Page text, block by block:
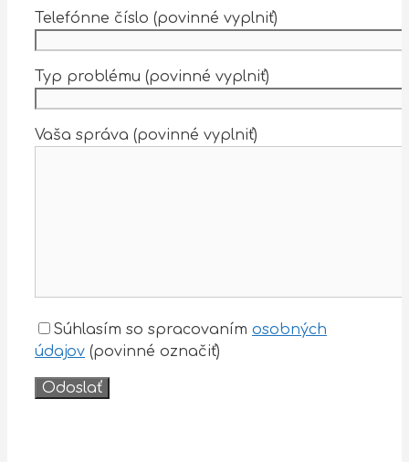
Telefónne číslo (povinné vyplniť)
Typ problému (povinné vyplniť)
Vaša správa (povinné vyplniť)
Súhlasím so spracovaním osobných
údajov (povinné označiť)